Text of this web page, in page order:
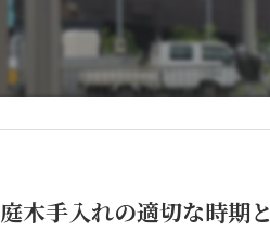
庭木手入れの適切な時期